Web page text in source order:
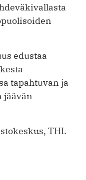
edustaa
tapahtuvan ja
jäävän
THL